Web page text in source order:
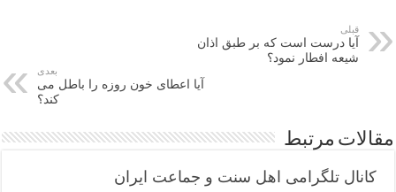
قبلی
آیا درست است که بر طبق اذان
شیعه افطار نمود؟
بعدی
آیا اعطای خون روزه را باطل می
کند؟
مقالات مرتبط
کانال تلگرامی اهل سنت و جماعت ایران